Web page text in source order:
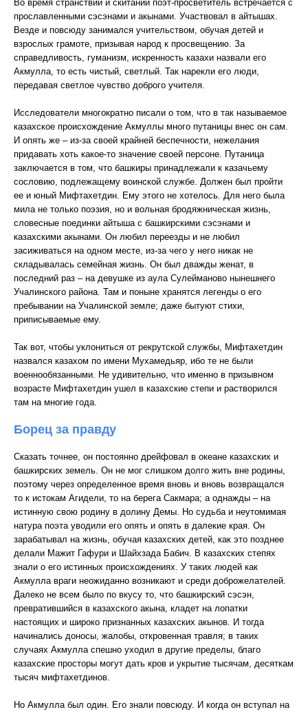
Во время странствий и скитаний поэт-просветитель встречается с
прославленными сэсэнами и акынами. Участвовал в айтышах.
Везде и повсюду занимался учительством, обучая детей и
взрослых грамоте, призывая народ к просвещению. За
справедливость, гуманизм, искренность казахи назвали его
Акмулла, то есть чистый, светлый. Так нарекли его люди,
передавая светлое чувство доброго учителя.
Исследователи многократно писали о том, что в так называемое
казахское происхождение Акмуллы много путаницы внес он сам.
И опять же – из-за своей крайней беспечности, нежелания
придавать хоть какое-то значение своей персоне. Путаница
заключается в том, что башкиры принадлежали к казачьему
сословию, подлежащему воинской службе. Должен был пройти
ее и юный Мифтахетдин. Ему этого не хотелось. Для него была
мила не только поэзия, но и вольная бродяжническая жизнь,
словесные поединки айтыша с башкирскими сэсэнами и
казахскими акынами. Он любил переезды и не любил
засиживаться на одном месте, из-за чего у него никак не
складывалась семейная жизнь. Он был дважды женат, в
последний раз – на девушке из аула Сулейманово нынешнего
Учалинского района. Там и поныне хранятся легенды о его
пребывании на Учалинской земле; даже бытуют стихи,
приписываемые ему.
Так вот, чтобы уклониться от рекрутской службы, Мифтахетдин
назвался казахом по имени Мухамедьяр, ибо те не были
военнообязанными. Не удивительно, что именно в призывном
возрасте Мифтахетдин ушел в казахские степи и растворился
там на многие года.
Борец за правду
Сказать точнее, он постоянно дрейфовал в океане казахских и
башкирских земель. Он не мог слишком долго жить вне родины,
поэтому через определенное время вновь и вновь возвращался
то к истокам Агидели, то на берега Сакмара; а однажды – на
истинную свою родину в долину Демы. Но судьба и неутомимая
натура поэта уводили его опять и опять в далекие края. Он
зарабатывал на жизнь, обучая казахских детей, как это позднее
делали Мажит Гафури и Шайхзада Бабич. В казахских степях
знали о его истинных происхождениях. У таких людей как
Акмулла враги неожиданно возникают и среди доброжелателей.
Далеко не всем было по вкусу то, что башкирский сэсэн,
превратившийся в казахского акына, кладет на лопатки
настоящих и широко признанных казахских акынов. И тогда
начинались доносы, жалобы, откровенная травля; в таких
случаях Акмулла спешно уходил в другие пределы, благо
казахские просторы могут дать кров и укрытие тысячам, десяткам
тысяч мифтахетдинов.
Но Акмулла был один. Его знали повсюду. И когда он вступал на